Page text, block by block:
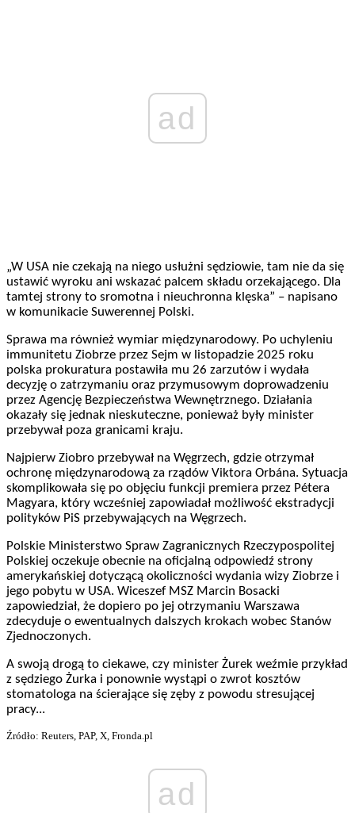
ad
„W USA nie czekają na niego usłużni sędziowie, tam nie da się
ustawić wyroku ani wskazać palcem składu orzekającego. Dla
tamtej strony to sromotna i nieuchronna klęska” – napisano
w komunikacie Suwerennej Polski.
Sprawa ma również wymiar międzynarodowy. Po uchyleniu
immunitetu Ziobrze przez Sejm w listopadzie 2025 roku
polska prokuratura postawiła mu 26 zarzutów i wydała
decyzję o zatrzymaniu oraz przymusowym doprowadzeniu
przez Agencję Bezpieczeństwa Wewnętrznego. Działania
okazały się jednak nieskuteczne, ponieważ były minister
przebywał poza granicami kraju.
Najpierw Ziobro przebywał na Węgrzech, gdzie otrzymał
ochronę międzynarodową za rządów Viktora Orbána. Sytuacja
skomplikowała się po objęciu funkcji premiera przez Pétera
Magyara, który wcześniej zapowiadał możliwość ekstradycji
polityków PiS przebywających na Węgrzech.
Polskie Ministerstwo Spraw Zagranicznych Rzeczypospolitej
Polskiej oczekuje obecnie na oficjalną odpowiedź strony
amerykańskiej dotyczącą okoliczności wydania wizy Ziobrze i
jego pobytu w USA. Wiceszef MSZ Marcin Bosacki
zapowiedział, że dopiero po jej otrzymaniu Warszawa
zdecyduje o ewentualnych dalszych krokach wobec Stanów
Zjednoczonych.
A swoją drogą to ciekawe, czy minister Żurek weźmie przykład
z sędziego Żurka i ponownie wystąpi o zwrot kosztów
stomatologa na ścierające się zęby z powodu stresującej
pracy...
Źródło: Reuters, PAP, X, Fronda.pl
ad